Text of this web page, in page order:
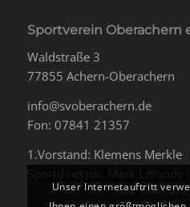
Sportverein Oberachern
Waldstraße 3
77855 Achern-Oberachern
info@svoberachern.de
Fon: 07841 21357
1.Vorstand: Klemens Merkle
Unser Internetauftritt